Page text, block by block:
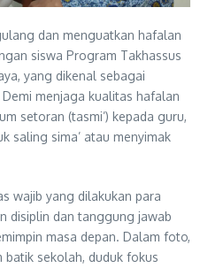
dan menguatkan hafalan
siswa Program Takhassus
yang dikenal sebagai
Demi menjaga kualitas hafalan
setoran (tasmi’) kepada guru,
saling sima’ atau menyimak
wajib yang dilakukan para
disiplin dan tanggung jawab
masa depan. Dalam foto,
sekolah, duduk fokus